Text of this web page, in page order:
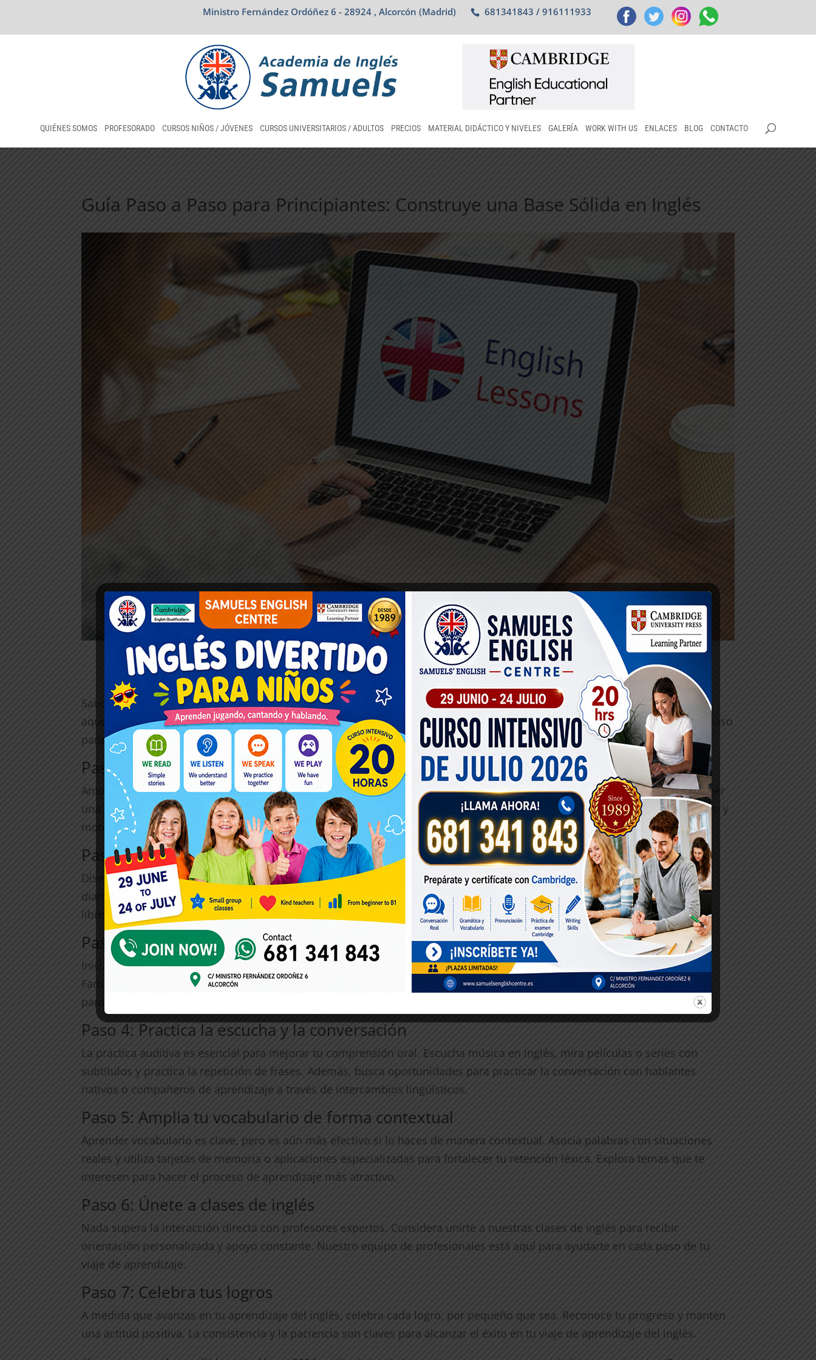
Ministro Fernández Ordóñez 6 - 28924 , Alcorcón (Madrid) 681341843 / 916111933
QUIÉNES SOMOS PROFESORADO CURSOS NIÑOS / JÓVENES CURSOS UNIVERSITARIOS / ADULTOS PRECIOS MATERIAL DIDÁCTICO Y NIVELES GALERÍA WORK WITH US ENLACES BLOG CONTACTO
Guía Paso a Paso para Principiantes: Construye una Base Sólida en Inglés
Sabemos que comenzar a aprender un nuevo idioma puede ser emocionante y desafiante a la vez, especialmente para
aquellos que se aventuran en el mundo del inglés por primera vez. En este artículo, te proporcionaremos una guía paso a paso
para principiantes, con el objetivo de ayudarte a construir una base sólida en inglés.
Paso 1: Establece objetivos realistas
Antes de sumergirte en el aprendizaje del inglés, define tus metas de manera clara y realista. ¿Quieres ser capaz de mantener
una conversación básica, viajar con confianza o mejorar tus oportunidades laborales? Establecer metas te dará un propósito y
motivación durante tu viaje de aprendizaje.
Paso 2: Crea un plan de estudio
Diseña un plan de estudio que se adapte a tu estilo de vida y compromisos. Determina cuánto tiempo puedes dedicar
diariamente al aprendizaje del inglés y organiza tus sesiones de estudio en bloques estructurados. Utiliza recursos online,
libros de gramática y aplicaciones educativas para variar tu enfoque de aprendizaje.
Paso 3: Comienza con lo básico
Inicia tu viaje de aprendizaje centrándote en lo básico. Aprende el alfabeto, los números, y las expresiones cotidianas.
Familiarízate con la pronunciación y las reglas fundamentales de la gramática inglesa. Este sólido fundamento te preparará
para avanzar con confianza.
Paso 4: Practica la escucha y la conversación
La práctica auditiva es esencial para mejorar tu comprensión oral. Escucha música en inglés, mira películas o series con
subtítulos y practica la repetición de frases. Además, busca oportunidades para practicar la conversación con hablantes
nativos o compañeros de aprendizaje a través de intercambios lingüísticos.
Paso 5: Amplia tu vocabulario de forma contextual
Aprender vocabulario es clave, pero es aún más efectivo si lo haces de manera contextual. Asocia palabras con situaciones
reales y utiliza tarjetas de memoria o aplicaciones especializadas para fortalecer tu retención léxica. Explora temas que te
interesen para hacer el proceso de aprendizaje más atractivo.
Paso 6: Únete a clases de inglés
Nada supera la interacción directa con profesores expertos. Considera unirte a nuestras clases de inglés para recibir
orientación personalizada y apoyo constante. Nuestro equipo de profesionales está aquí para ayudarte en cada paso de tu
viaje de aprendizaje.
Paso 7: Celebra tus logros
A medida que avanzas en tu aprendizaje del inglés, celebra cada logro, por pequeño que sea. Reconoce tu progreso y mantén
una actitud positiva. La consistencia y la paciencia son claves para alcanzar el éxito en tu viaje de aprendizaje del inglés.